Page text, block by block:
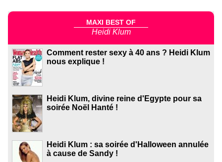
MAXI BEST OF
Heidi Klum
Comment rester sexy à 40 ans ? Heidi Klum
nous explique !
Heidi Klum, divine reine d'Egypte pour sa
soirée Noël Hanté !
Heidi Klum : sa soirée d'Halloween annulée
à cause de Sandy !